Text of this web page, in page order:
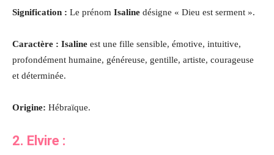
Signification : Le prénom Isaline désigne « Dieu est serment ».
Caractère : Isaline est une fille sensible, émotive, intuitive,
profondément humaine, généreuse, gentille, artiste, courageuse
et déterminée.
Origine: Hébraïque.
2. Elvire :